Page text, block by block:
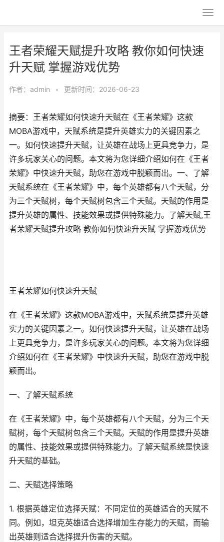
王者荣耀天赋提升攻略 教你如何快速
升天赋 掌握游戏优势
作者： admin • 更新时间：2026-06-23
摘要：王者荣耀如何快速升天赋在《王者荣耀》这款
MOBA游戏中，天赋系统是提升英雄实力的关键因素之
一。如何快速提升天赋，让英雄在战场上更具竞争力，是
许多玩家关心的问题。本文将为您详细介绍如何在《王者
荣耀》中快速升天赋，助您在游戏中脱颖而出。一、了解
天赋系统在《王者荣耀》中，每个英雄都有八个天赋，分
为三个天赋树，每个天赋树包含三个天赋。天赋的作用是
提升英雄的属性、技能效果或提供特殊能力。了解天赋,王
者荣耀天赋提升攻略 教你如何快速升天赋 掌握游戏优势
王者荣耀如何快速升天赋
在《王者荣耀》这款MOBA游戏中，天赋系统是提升英雄
实力的关键因素之一。如何快速提升天赋，让英雄在战场
上更具竞争力，是许多玩家关心的问题。本文将为您详细
介绍如何在《王者荣耀》中快速升天赋，助您在游戏中脱
颖而出。
一、了解天赋系统
在《王者荣耀》中，每个英雄都有八个天赋，分为三个天
赋树，每个天赋树包含三个天赋。天赋的作用是提升英雄
的属性、技能效果或提供特殊能力。了解天赋系统是快速
升天赋的基础。
二、天赋选择策略
1. 根据英雄定位选择天赋：不同定位的英雄适合的天赋不
同。例如，坦克英雄适合选择增加生存能力的天赋，而输
出英雄则适合选择提升伤害的天赋。